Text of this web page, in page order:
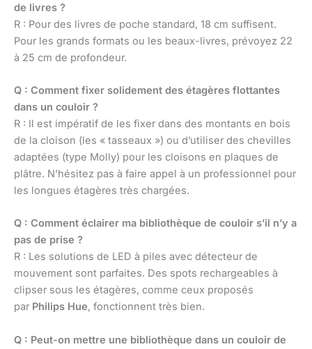
de livres ?
R : Pour des livres de poche standard, 18 cm suffisent.
Pour les grands formats ou les beaux-livres, prévoyez 22
à 25 cm de profondeur.
Q : Comment fixer solidement des étagères flottantes
dans un couloir ?
R : Il est impératif de les fixer dans des montants en bois
de la cloison (les « tasseaux ») ou d’utiliser des chevilles
adaptées (type Molly) pour les cloisons en plaques de
plâtre. N’hésitez pas à faire appel à un professionnel pour
les longues étagères très chargées.
Q : Comment éclairer ma bibliothèque de couloir s’il n’y a
pas de prise ?
R : Les solutions de LED à piles avec détecteur de
mouvement sont parfaites. Des spots rechargeables à
clipser sous les étagères, comme ceux proposés
par Philips Hue, fonctionnent très bien.
Q : Peut-on mettre une bibliothèque dans un couloir de